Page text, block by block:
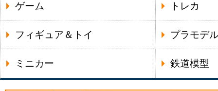
ゲーム トレカ
フィギュア＆トイ プラモデ
ミニカー 鉄道模型